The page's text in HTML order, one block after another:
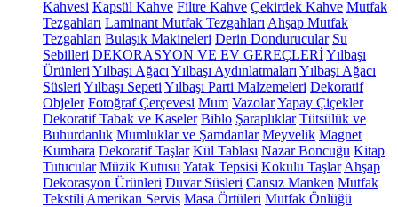
Kahvesi Kapsül Kahve Filtre Kahve Çekirdek Kahve Mutfak
Tezgahları Laminant Mutfak Tezgahları Ahşap Mutfak
Tezgahları Bulaşık Makineleri Derin Dondurucular Su
Sebilleri DEKORASYON VE EV GEREÇLERİYılbaşı
Ürünleri Yılbaşı Ağacı Yılbaşı Aydınlatmaları Yılbaşı Ağacı
Süsleri Yılbaşı Sepeti Yılbaşı Parti Malzemeleri Dekoratif
Objeler Fotoğraf Çerçevesi Mum VazolarYapay Çiçekler
Dekoratif Tabak ve Kaseler Biblo Şaraplıklar Tütsülük ve
Buhurdanlık Mumluklar ve Şamdanlar Meyvelik Magnet
Kumbara Dekoratif Taşlar Kül Tablası Nazar Boncuğu Kitap
Tutucular Müzik Kutusu Yatak Tepsisi Kokulu Taşlar Ahşap
Dekorasyon Ürünleri Duvar Süsleri Cansız Manken Mutfak
Tekstili Amerikan Servis Masa Örtüleri Mutfak Önlüğü